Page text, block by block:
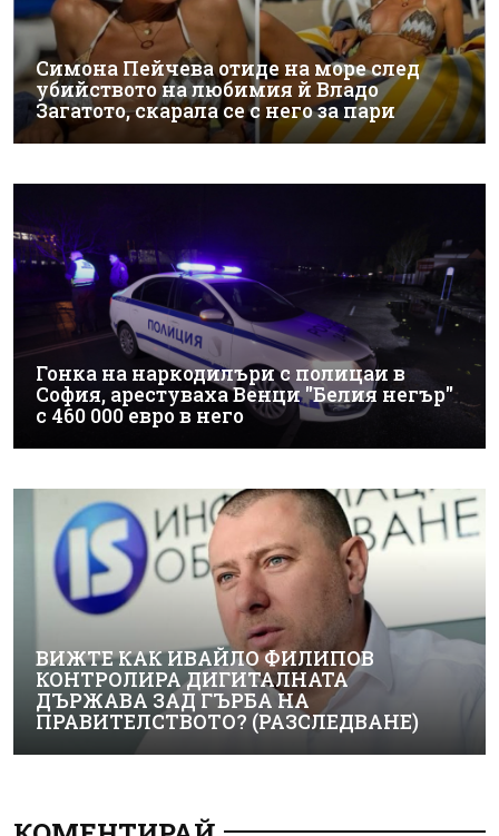
Симона Пейчева отиде на море след
убийството на любимия й Владо
Загатото, скарала се с него за пари
Гонка на наркодилъри с полицаи в
София, арестуваха Венци "Белия негър"
с 460 000 евро в него
ВИЖТЕ КАК ИВАЙЛО ФИЛИПОВ
КОНТРОЛИРА ДИГИТАЛНАТА
ДЪРЖАВА ЗАД ГЪРБА НА
ПРАВИТЕЛСТВОТО? (РАЗСЛЕДВАНЕ)